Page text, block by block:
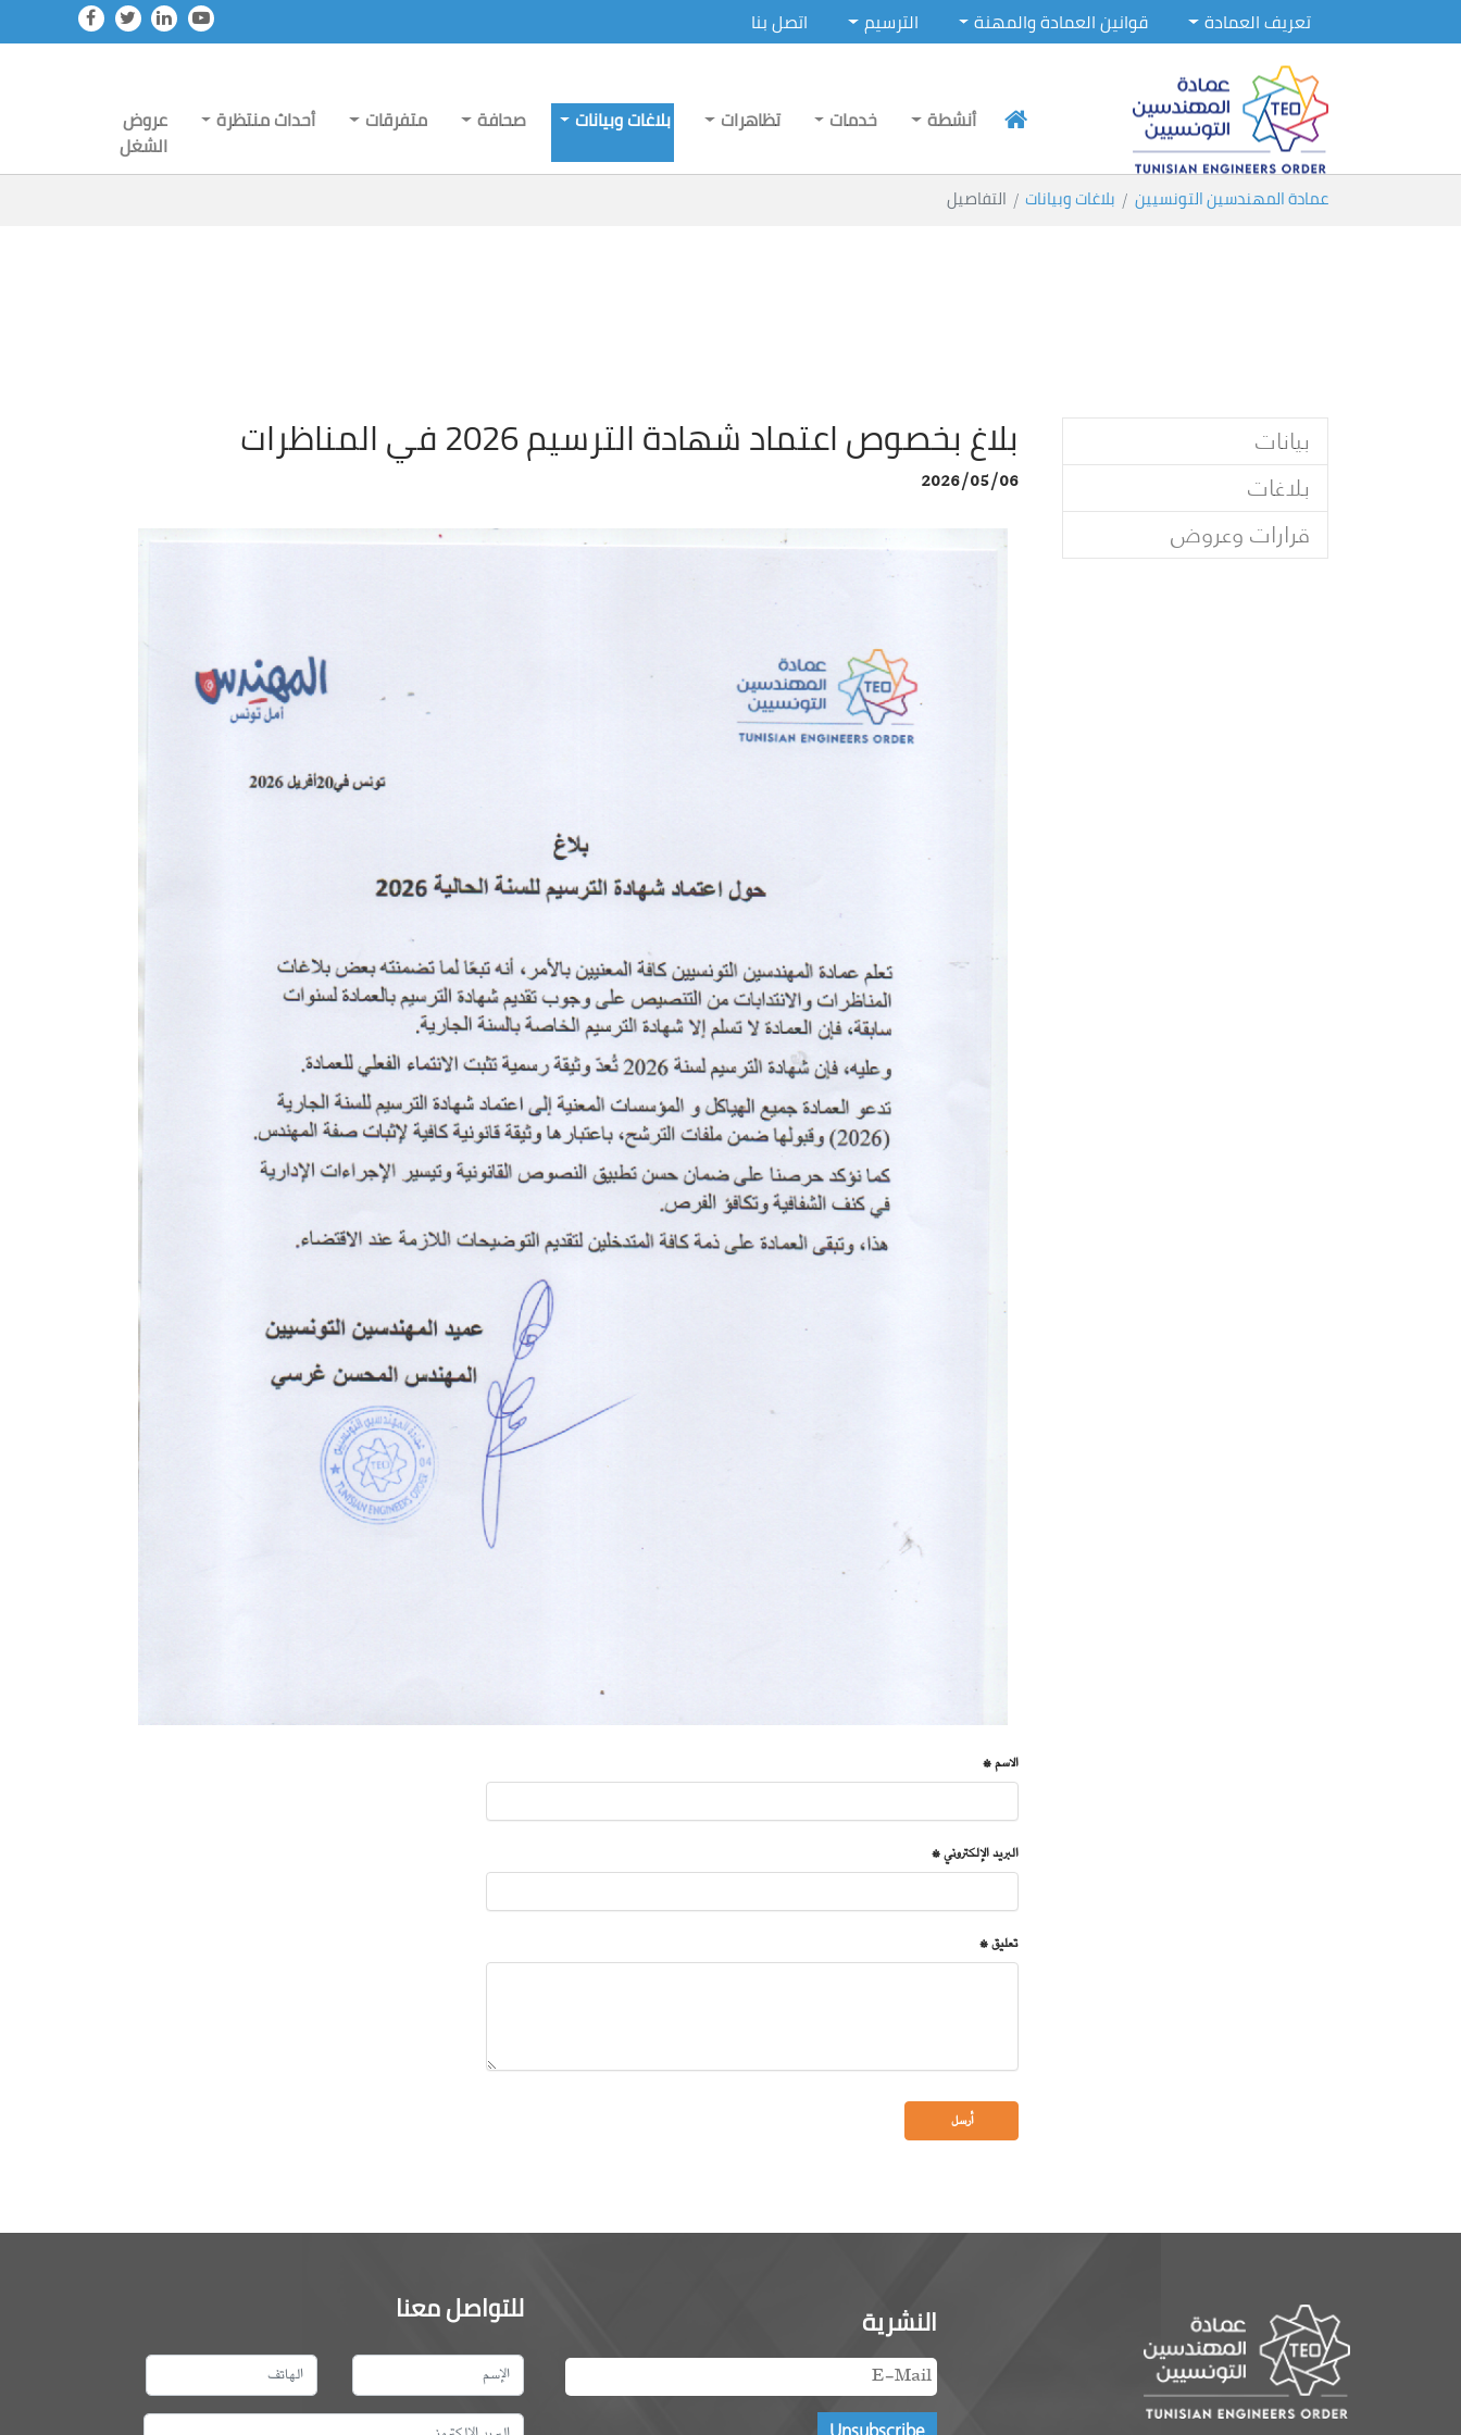
Skip to main content
تعريف العمادة قوانين العمادة والمهنة الترسيم اتصل بنا
أنشطة خدمات تظاهرات بلاغات وبيانات صحافة متفرقات أحداث منتظرة
عروض
الشغل
You are here:
عمادة المهندسين التونسيين بلاغات وبيانات التفاصيل
بيانات
بلاغات
قرارات وعروض
بلاغ بخصوص اعتماد شهادة الترسيم 2026 في المناظرات
2026/05/06
الاسم *
البريد الإلكتروني *
تعليق *
النشرية للتواصل معنا